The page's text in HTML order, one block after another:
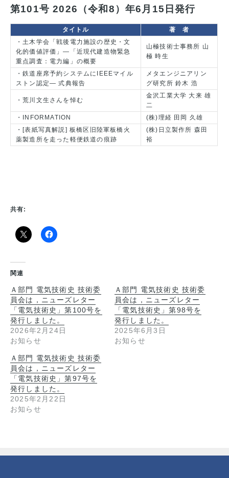
第101号 2026（令和8）年6月15日発行
タイトル
著 者
・土木学会「戦後電力施設の歴史・文
化的価値評価」―「近現代建造物緊急
重点調査：電力編」の概要
山極技術士事務所 山
極 時生
・鉄道座席予約システムにIEEEマイル
ストン認定― 式典報告
メタエンジニアリン
グ研究所 鈴木 浩
・荒川文生さんを悼む
金沢工業大学 大来 雄
二
・INFORMATION
(株)理経 田岡 久雄
・[表紙写真解説] 板橋区旧陸軍板橋火
薬製造所を走った軽便鉄道の痕跡
(株)日立製作所 森田
裕
共有:
関連
Ａ部門 電気技術史 技術委
員会は，ニューズレター
「電気技術史」第100号を
発行しました。
2026年2月24日
お知らせ
Ａ部門 電気技術史 技術委
員会は，ニューズレター
「電気技術史」第98号を
発行しました。
2025年6月3日
お知らせ
Ａ部門 電気技術史 技術委
員会は，ニューズレター
「電気技術史」第97号を
発行しました。
2025年2月22日
お知らせ